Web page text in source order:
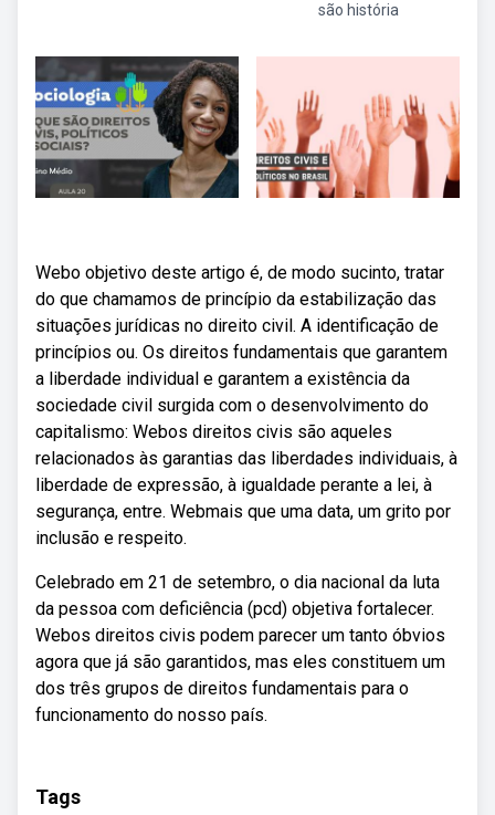
são história
Webo objetivo deste artigo é, de modo sucinto, tratar
do que chamamos de princípio da estabilização das
situações jurídicas no direito civil. A identificação de
princípios ou. Os direitos fundamentais que garantem
a liberdade individual e garantem a existência da
sociedade civil surgida com o desenvolvimento do
capitalismo: Webos direitos civis são aqueles
relacionados às garantias das liberdades individuais, à
liberdade de expressão, à igualdade perante a lei, à
segurança, entre. Webmais que uma data, um grito por
inclusão e respeito.
Celebrado em 21 de setembro, o dia nacional da luta
da pessoa com deficiência (pcd) objetiva fortalecer.
Webos direitos civis podem parecer um tanto óbvios
agora que já são garantidos, mas eles constituem um
dos três grupos de direitos fundamentais para o
funcionamento do nosso país.
Tags